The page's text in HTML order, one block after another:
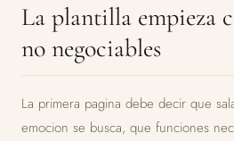
La plantilla empieza
no negociables
La primera pagina debe decir que
emocion se busca, que funciones